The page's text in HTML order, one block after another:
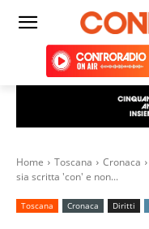
Home Toscana Cronaca
sia scritta 'con' e non...
Toscana Cronaca Diritti